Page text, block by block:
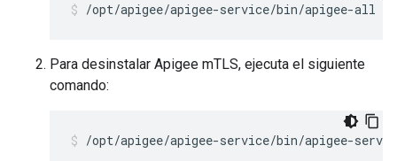
/opt/apigee/apigee-service/bin/apigee-all
Para desinstalar Apigee mTLS, ejecuta el siguiente
comando:
/opt/apigee/apigee-service/bin/apigee-